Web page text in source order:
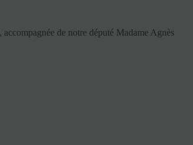
de notre député Madame Agnès